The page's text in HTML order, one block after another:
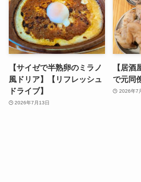
【サイゼで半熟卵のミラノ
風ドリア】【リフレッシュ
ドライブ】
2026年7月13日
【居
で元同
2026年7